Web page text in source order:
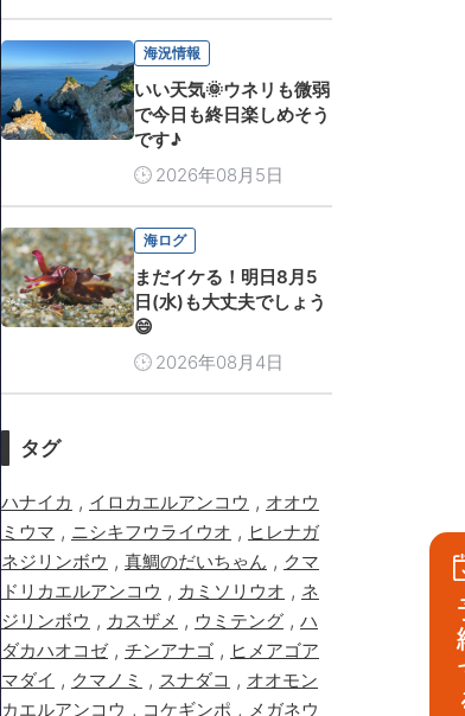
海況情報
いい天気🌞ウネリも微弱
で今日も終日楽しめそう
です♪
2026年08月5日
海ログ
まだイケる！明日8月5
日(水)も大丈夫でしょう
😄
2026年08月4日
タグ
ハナイカ , イロカエルアンコウ , オオウ
ミウマ , ニシキフウライウオ , ヒレナガ
ネジリンボウ , 真鯛のだいちゃん , クマ
ドリカエルアンコウ , カミソリウオ , ネ
ジリンボウ , カスザメ , ウミテング , ハ
ダカハオコゼ, チンアナゴ , ヒメアゴア
マダイ , クマノミ , スナダコ , オオモン
カエルアンコウ , コケギンポ , メガネウ